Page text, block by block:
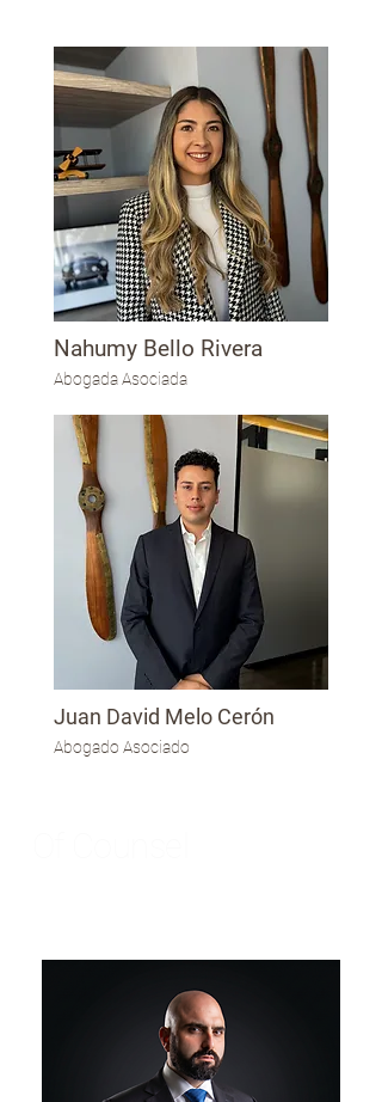
Nahumy Bello Rivera
Abogada Asociada
Juan David Melo Cerón
Abogado Asociado